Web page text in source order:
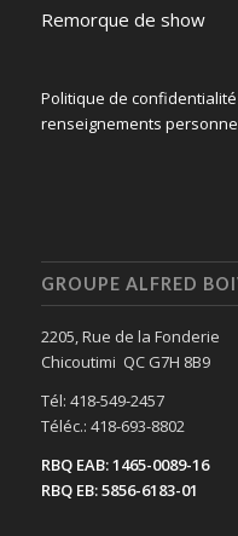
Remorque de show
Politique de
renseignements
GROUPE ALFRED
2205, Rue de la Fonderie
Chicoutimi QC G7H 8B9
Tél: 418-549-2457
Téléc.: 418-693-8802
RBQ EAB: 1465-0089-16
RBQ EB: 5856-6183-01